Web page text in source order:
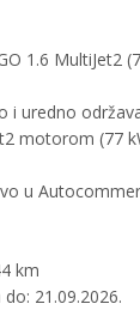
1.6 MultiJet2
i uredno
motorom (77
u
km
21.09.2026.